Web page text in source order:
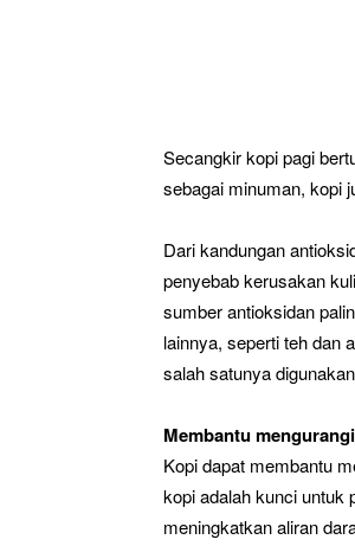
Secangkir kopi pagi
sebagai minuman, kopi
Dari kandungan
penyebab kerusakan
sumber antioksidan
lainnya, seperti teh dan
salah satunya
Membantu
Kopi dapat membantu
kopi adalah kunci untuk
meningkatkan aliran